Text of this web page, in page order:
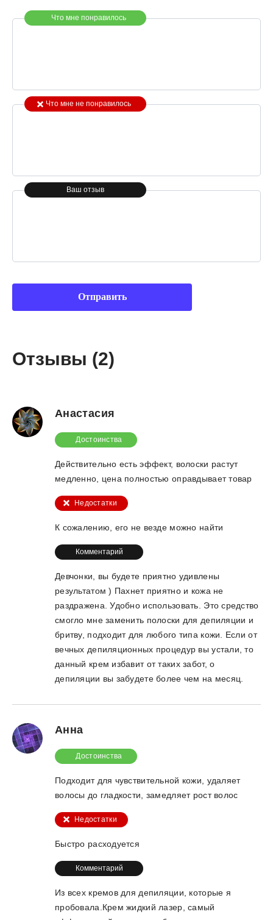
Что мне понравилось
Что мне не понравилось
Ваш отзыв
Отзывы (2)
Анастасия
Достоинства
Действительно есть эффект, волоски растут
медленно, цена полностью оправдывает товар
Недостатки
К сожалению, его не везде можно найти
Комментарий
Девчонки, вы будете приятно удивлены
результатом ) Пахнет приятно и кожа не
раздражена. Удобно использовать. Это средство
смогло мне заменить полоски для депиляции и
бритву, подходит для любого типа кожи. Если от
вечных депиляционных процедур вы устали, то
данный крем избавит от таких забот, о
депиляции вы забудете более чем на месяц.
Анна
Достоинства
Подходит для чувствительной кожи, удаляет
волосы до гладкости, замедляет рост волос
Недостатки
Быстро расходуется
Комментарий
Из всех кремов для депиляции, которые я
пробовала.Крем жидкий лазер, самый